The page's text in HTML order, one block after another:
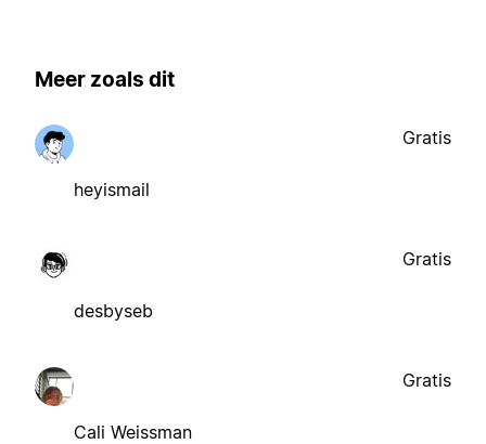
Meer zoals dit
heyismail
Gratis
desbyseb
Gratis
Cali Weissman
Gratis